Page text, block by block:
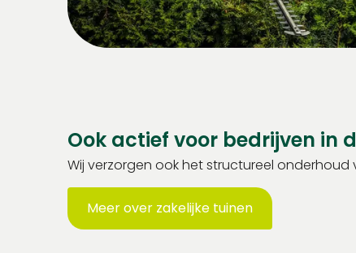
Ook actief voor bedrijven in
Wij verzorgen ook het structureel
Meer over zakelijke tuinen